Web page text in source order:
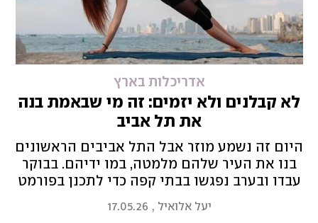
אדריכלות בארץ
לא קבלנים ולא יזמים: זה מי שבאמת בנה
את תל אביב
היום זה נשמע מוזר אבל התל אביבים הראשונים
בנו את העיר שלהם מלמטה, במו ידיהם. בבוקר
עבדו ובערב נפגשו בבתי קפה כדי לתכנן בפורמט
שנה לתוכנית גדס, שהייתה לפי פרופ' יעל
יעל אלואיל ,
17.05.26